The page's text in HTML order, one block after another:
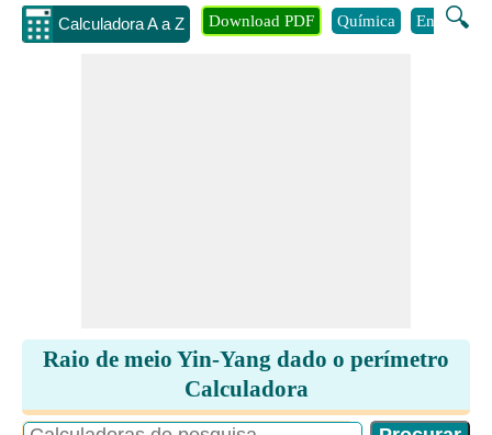
Calculadora A a Z 🔍
Download PDF Química
Raio de meio Yin-Yang dado o perímetro
Calculadora